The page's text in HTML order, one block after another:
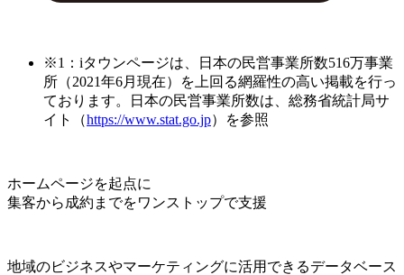
※1：iタウンページは、日本の民営事業所数516万事業
所（2021年6月現在）を上回る網羅性の高い掲載を行っ
ております。日本の民営事業所数は、総務省統計局サ
イト（https://www.stat.go.jp）を参照
ホームページを起点に
集客から成約までをワンストップで支援
地域のビジネスやマーケティングに活用できるデータベース